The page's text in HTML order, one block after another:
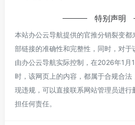
特别声明
本站办公云导航提供的官推分销裂变都
部链接的准确性和完整性，同时，对于
由办公云导航实际控制，在2026年1月
时，该网页上的内容，都属于合规合法
现违规，可以直接联系网站管理员进行
担任何责任。